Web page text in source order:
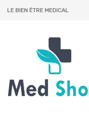
LE BIEN ËTRE MEDICAL